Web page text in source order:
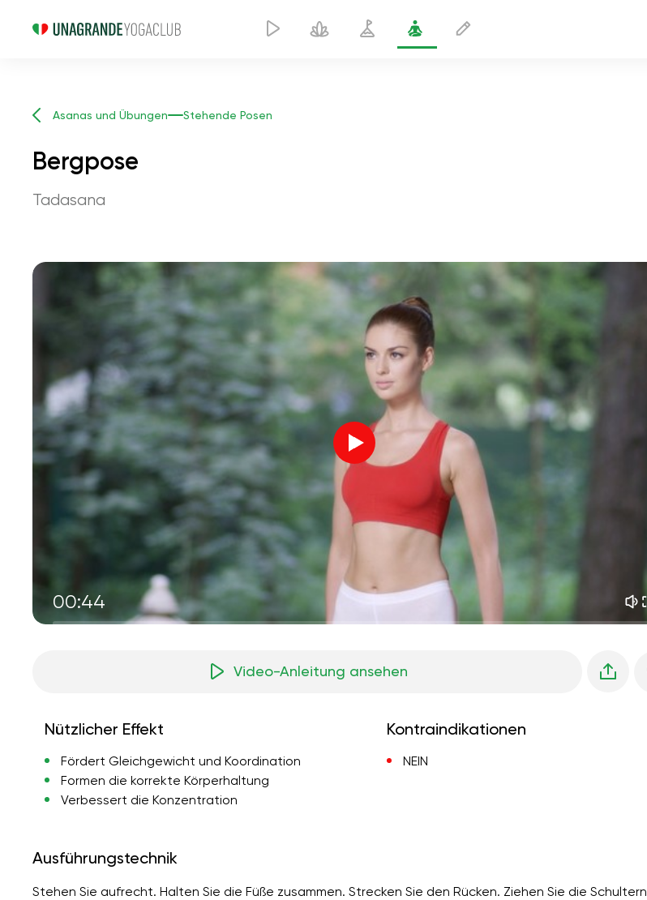
Asanas und Übungen Stehende Posen
Bergpose
Tadasana
00:44
Instruktor-Stimme
flucht der seele
innerer frieden
morgenträume
waldkühlung
sommerregen
bergstille
seebrise
die stimme des winds
frühlingswald
Video-Anleitung ansehen
Nützlicher Effekt
Fördert Gleichgewicht und Koordination
Formen die korrekte Körperhaltung
Verbessert die Konzentration
Kontraindikationen
NEIN
Ausführungstechnik
Stehen Sie aufrecht. Halten Sie die Füße zusammen. Strecken Sie den Rücken. Ziehen Sie die Schultern